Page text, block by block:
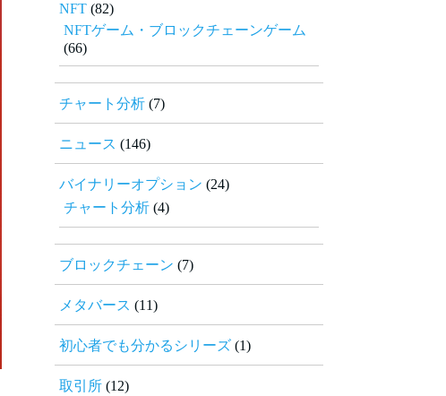
NFT (82)
NFTゲーム・ブロックチェーンゲーム
(66)
チャート分析 (7)
ニュース (146)
バイナリーオプション (24)
チャート分析 (4)
ブロックチェーン (7)
メタバース (11)
初心者でも分かるシリーズ (1)
取引所 (12)